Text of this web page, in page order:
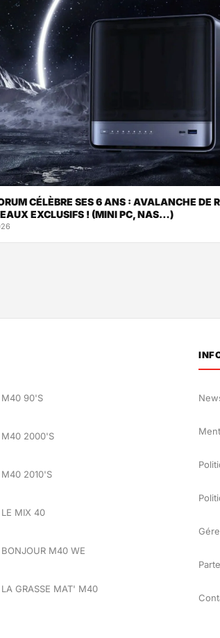
CÉLÈBRE SES 6 ANS : AVALANCHE DE
EXCLUSIFS ! (MINI PC, NAS…)
M40 90'S
M40 2000'S
M40 2010'S
LE MIX 40
BONJOUR M40 WE
LA GRASSE MAT' M40